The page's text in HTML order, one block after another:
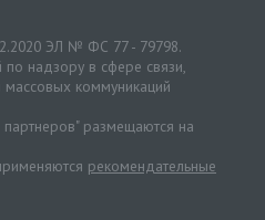
ЭЛ № ФС 77 - 79798.
надзору в сфере связи,
коммуникаций
размещаются на
рекомендательные